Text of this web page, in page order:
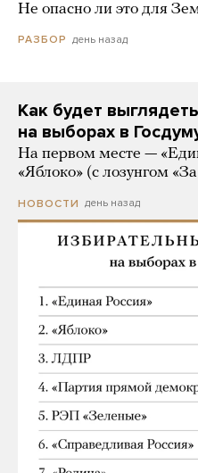
Не опасно ли это для
РАЗБОР день назад
Как будет
на выборах в
На первом месте —
«Яблоко» (с лозунгом
НОВОСТИ день назад